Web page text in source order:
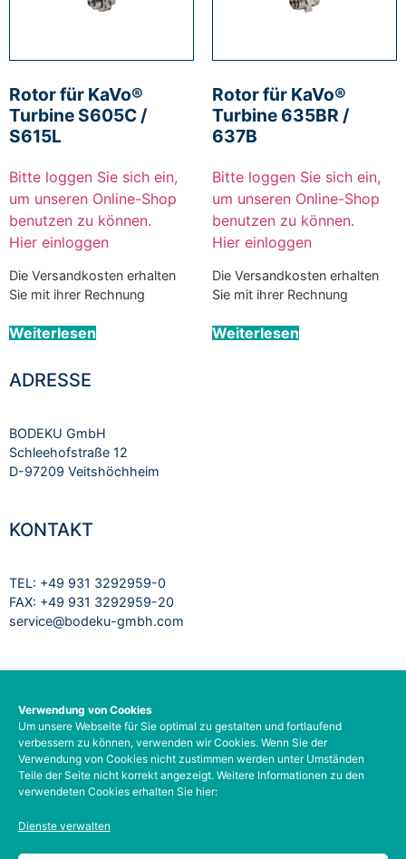
Verwendung von Cookies
Um unsere Webseite für Sie optimal zu gestalten und fortlaufend
verbessern zu können, verwenden wir Cookies. Wenn Sie der
Verwendung von Cookies nicht zustimmen werden unter Umständen
Teile der Seite nicht korrekt angezeigt. Weitere Informationen zu den
verwendeten Cookies erhalten Sie hier:
Dienste verwalten
Rotor für KaVo®
Turbine S605C /
S615L
Bitte loggen Sie sich ein,
um unseren Online-Shop
benutzen zu können.
Hier einloggen
Die Versandkosten erhalten
Sie mit ihrer Rechnung
Weiterlesen
Rotor für KaVo®
Turbine 635BR /
637B
Bitte loggen Sie sich ein,
um unseren Online-Shop
benutzen zu können.
Hier einloggen
Die Versandkosten erhalten
Sie mit ihrer Rechnung
Weiterlesen
ADRESSE
BODEKU GmbH
Schleehofstraße 12
D-97209 Veitshöchheim
KONTAKT
TEL: +49 931 3292959-0
FAX: +49 931 3292959-20
service@bodeku-gmbh.com
Impressum
Datenschutzbelehrung
AGB
Barrierefreiheit